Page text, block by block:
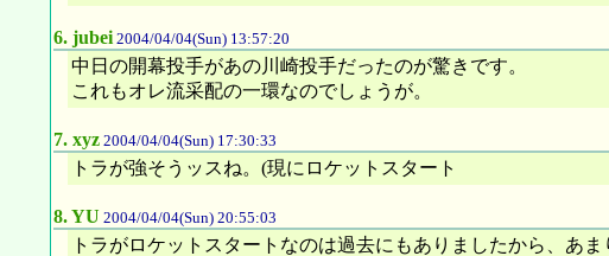
6.jubei 2004/04/04(Sun) 13:57:20
中日の開幕投手があの川崎投手だったのが驚きです。
これもオレ流采配の一環なのでしょうが。
7.xyz 2004/04/04(Sun) 17:30:33
トラが強そうッスね。(現にロケットスタート
8.YU 2004/04/04(Sun) 20:55:03
トラがロケットスタートなのは過去にもありましたから、あま